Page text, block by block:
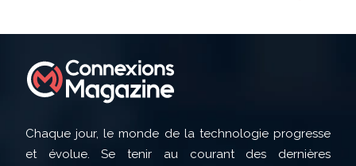
Chaque jour, le monde de la technologie progresse
et évolue. Se tenir au courant des dernières